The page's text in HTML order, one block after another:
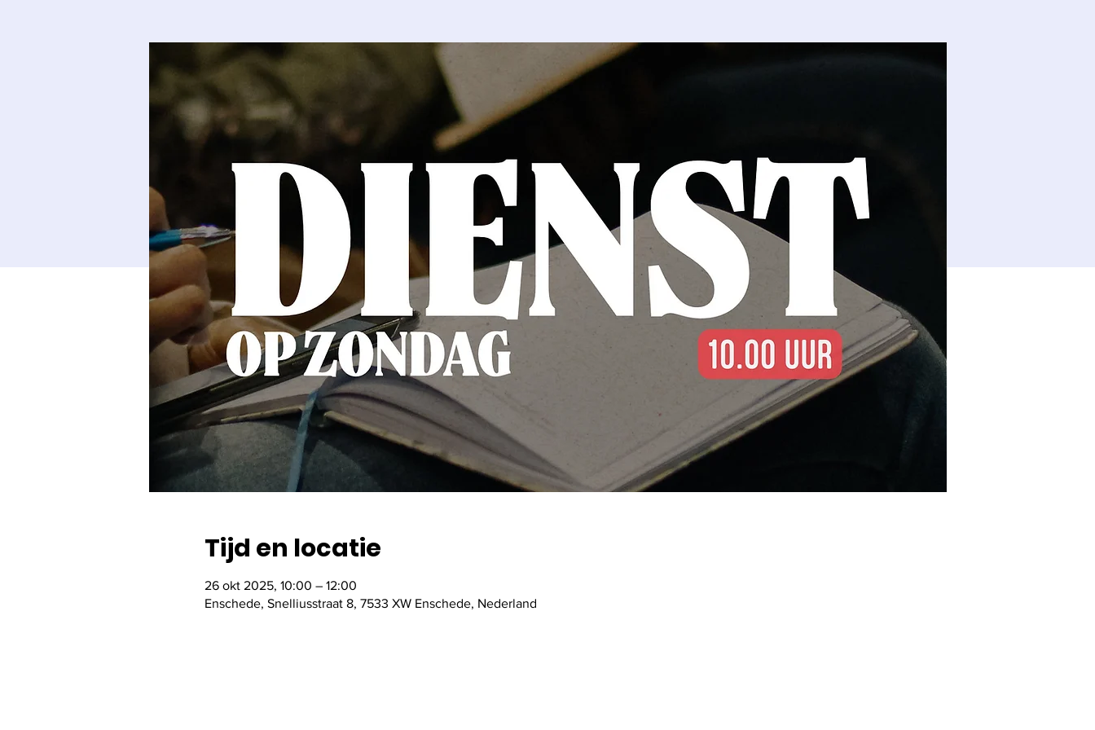
Tijd en locatie
26 okt 2025, 10:00 – 12:00
Enschede, Snelliusstraat 8, 7533 XW Enschede, Nederland